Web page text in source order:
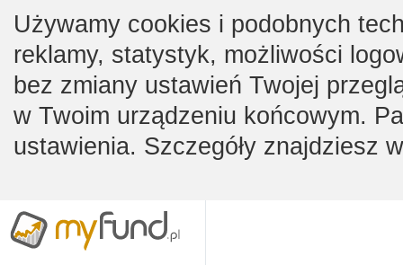
Używamy cookies i podobnych
reklamy, statystyk, możliwości
bez zmiany ustawień Twojej
w Twoim urządzeniu końcowym.
ustawienia. Szczegóły znajdziesz